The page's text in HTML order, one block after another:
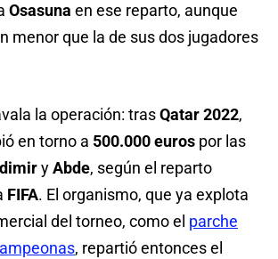
Osasuna en ese reparto, aunque
menor que la de sus dos jugadores
la operación: trasQatar 2022,
en torno a 500.000 euros por las
yAbde, según el reparto
FIFA. El organismo, que ya explota
del torneo, como el parche
, repartió entonces el